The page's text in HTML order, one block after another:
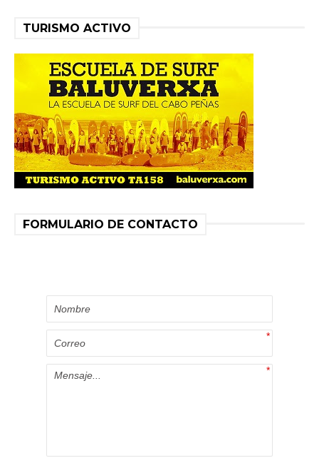
TURISMO ACTIVO
FORMULARIO DE CONTACTO